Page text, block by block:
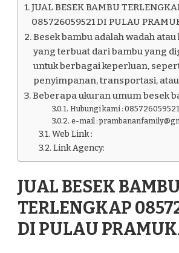
JUAL BESEK BAMBU
085726059521 DI PULAU
Besek bambu adalah wadah
yang terbuat dari bambu yang
untuk berbagai keperluan,
penyimpanan, transportasi,
Beberapa ukuran umum besek
Hubungi kami : 085726059521
e-mail :
Web Link :
Link Agency:
JUAL BESEK
TERLENGKAP
DI PULAU